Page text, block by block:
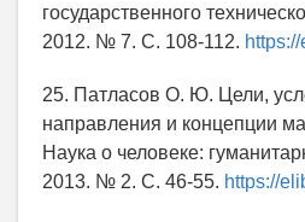
государственного
2012. № 7. С. 108-112.
25. Патласов О. Ю. Цели,
направления и концепции
Наука о человеке:
2013. № 2. C. 46-55. https://